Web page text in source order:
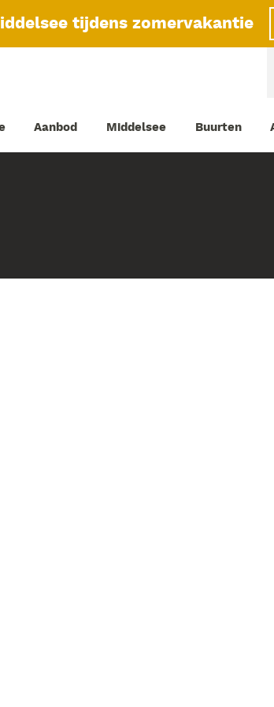
tijdens zomervakantie
Aanbod Middelsee Buurten